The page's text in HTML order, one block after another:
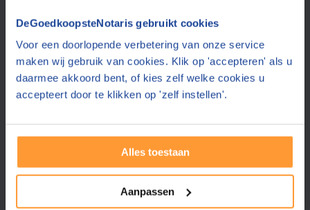
DeGoedkoopsteNotaris gebruikt cookies
Voor een doorlopende verbetering van onze service
maken wij gebruik van cookies. Klik op 'accepteren' als u
daarmee akkoord bent, of kies zelf welke cookies u
accepteert door te klikken op 'zelf instellen'.
Alles toestaan
Aanpassen
Vraag een offerte aan bij een andere notaris in de buurt
Welkers NotarissenWieringerwerf (10 km)
(geen reviews)
Notariskantoor Ten Brinke Assendelft
9.1 (30 reviews)
Notariskantoor Van DuinCastricum (39 km)
9.1 (25 reviews)